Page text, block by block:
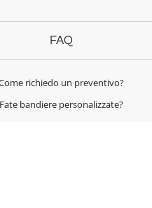
FAQ
richiedo un preventivo?
Fate bandiere personalizzate?